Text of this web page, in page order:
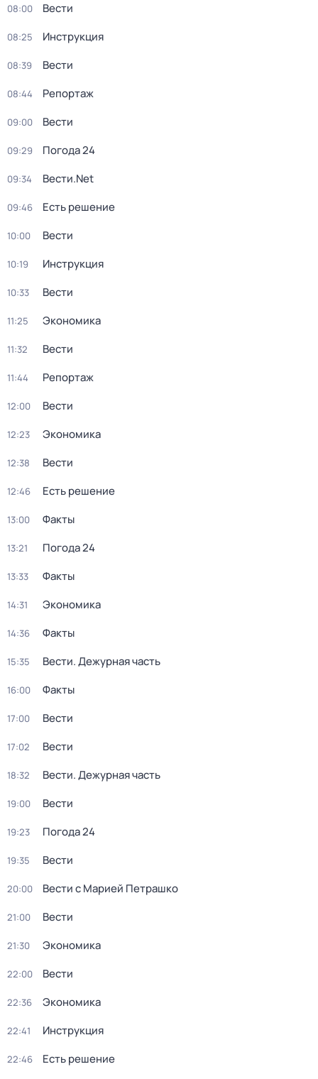
08:00 Вести
08:25 Инструкция
08:39 Вести
08:44 Репортаж
09:00 Вести
09:29 Погода 24
09:34 Вести.Net
09:46 Есть решение
10:00 Вести
10:19 Инструкция
10:33 Вести
11:25 Экономика
11:32 Вести
11:44 Репортаж
12:00 Вести
12:23 Экономика
12:38 Вести
12:46 Есть решение
13:00 Факты
13:21 Погода 24
13:33 Факты
14:31 Экономика
14:36 Факты
15:35 Вести. Дежурная часть
16:00 Факты
17:00 Вести
17:02 Вести
18:32 Вести. Дежурная часть
19:00 Вести
19:23 Погода 24
19:35 Вести
20:00 Вести с Марией Петрашко
21:00 Вести
21:30 Экономика
22:00 Вести
22:36 Экономика
22:41 Инструкция
22:46 Есть решение